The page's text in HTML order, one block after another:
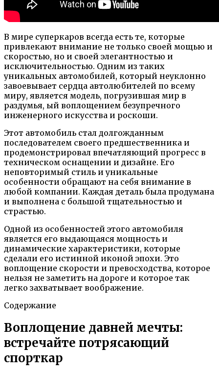
В мире суперкаров всегда есть те, которые
привлекают внимание не только своей мощью и
скоростью, но и своей элегантностью и
исключительностью. Одним из таких
уникальных автомобилей, который неуклонно
завоевывает сердца автолюбителей по всему
миру, является модель, погрузившая мир в
раздумья, ый воплощением безупречного
инженерного искусства и роскоши.
Этот автомобиль стал долгожданным
последователем своего предшественника и
продемонстрировал впечатляющий прогресс в
техническом оснащении и дизайне. Его
неповторимый стиль и уникальные
особенности обращают на себя внимание в
любой компании. Каждая деталь была продумана
и выполнена с большой тщательностью и
страстью.
Одной из особенностей этого автомобиля
является его выдающаяся мощность и
динамические характеристики, которые
сделали его истинной иконой эпохи. Это
воплощение скорости и превосходства, которое
нельзя не заметить на дороге и которое так
легко захватывает воображение.
Содержание
Воплощение давней мечты:
встречайте потрясающий
спорткар